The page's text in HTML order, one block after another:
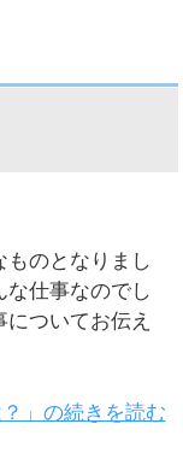
のとなりまし
な仕事なのでし
ついてお伝え
？」の続きを読む